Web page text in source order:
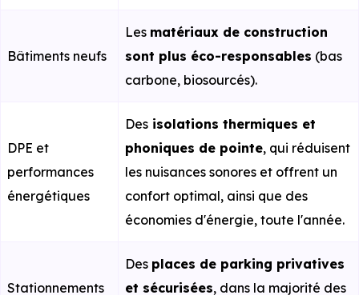
Bâtiments neufs
Les matériaux de construction
sont plus éco-responsables (bas
carbone, biosourcés).
DPE et
performances
énergétiques
Des isolations thermiques et
phoniques de pointe, qui réduisent
les nuisances sonores et offrent un
confort optimal, ainsi que des
économies d'énergie, toute l'année.
Stationnements
Des places de parking privatives
et sécurisées, dans la majorité des